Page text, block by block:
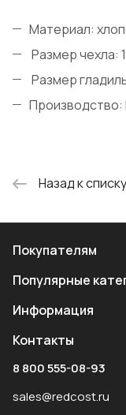
Материал:
Размер чехла:
Размер
Производство:
Назад к списку
Покупателям
Популярные
Информация
Контакты
8 800 555-08-93
sales@redcost.ru